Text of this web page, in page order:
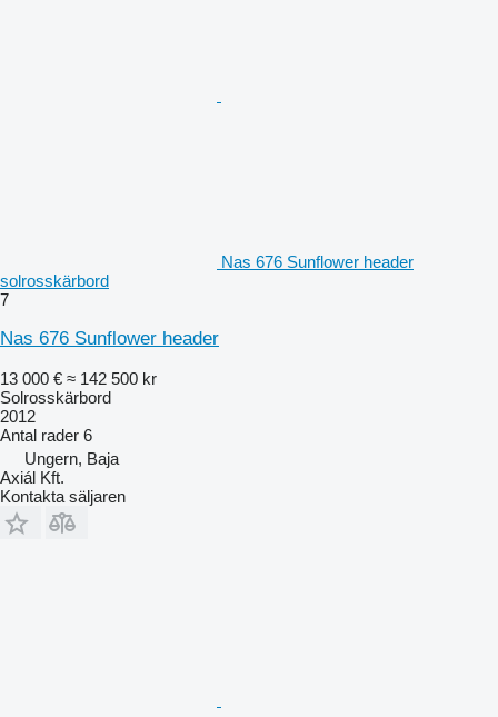
Nas 676 Sunflower header
solrosskärbord
7
Nas 676 Sunflower header
13 000 € ≈ 142 500 kr
Solrosskärbord
2012
Antal rader 6
Ungern, Baja
Axiál Kft.
Kontakta säljaren